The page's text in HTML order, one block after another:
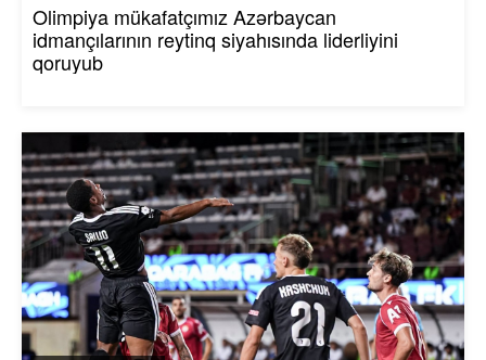
Olimpiya mükafatçımız Azərbaycan
idmançılarının reytinq siyahısında liderliyini
qoruyub